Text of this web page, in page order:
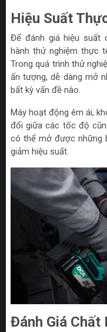
Hiệu Suất
Để đánh giá hiệu suất
hành thử nghiệm thực
Trong quá trình thử
ấn tượng, dễ dàng mở
bất kỳ vấn đề nào.
Máy hoạt động êm ái,
đổi giữa các tốc độ
có thể mở được những
giảm hiệu suất.
Đánh Giá Chất